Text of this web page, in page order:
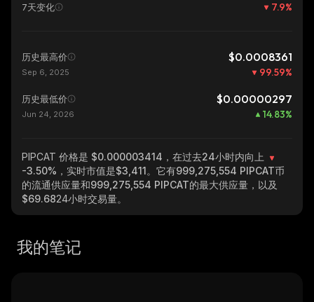
7天变化 7.9%
历史最高价 $0.0008361
Sep 6, 2025 99.59%
历史最低价 $0.00000297
Jun 24, 2026 14.83%
PIPCAT 价格是 $0.000003414，在过去24小时内向上
-3.50% ，实时市值是$3,411。它有999,275,554 PIPCAT币
的流通供应量和999,275,554 PIPCAT的最大供应量，以及
$69.6824小时交易量。
我的笔记